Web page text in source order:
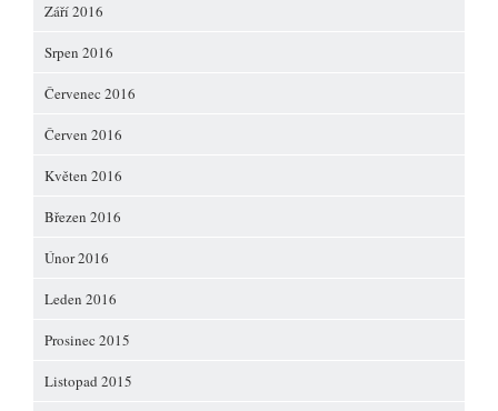
Září 2016
Srpen 2016
Červenec 2016
Červen 2016
Květen 2016
Březen 2016
Únor 2016
Leden 2016
Prosinec 2015
Listopad 2015